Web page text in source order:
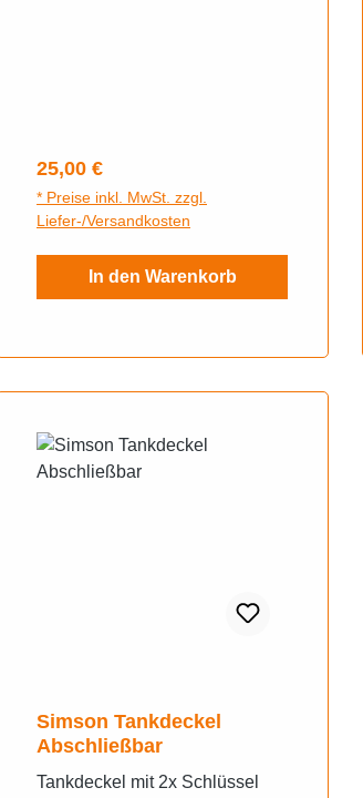
Regulärer Preis:
25,00 €
* Preise inkl. MwSt. zzgl.
Liefer-/Versandkosten
In den Warenkorb
Simson Tankdeckel
Abschließbar
Tankdeckel mit 2x Schlüssel